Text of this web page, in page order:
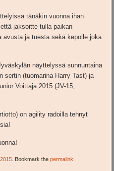
tänäkin vuonna ihan
jaksoitte tulla paikan
ja tuesta sekä kepolle joka
näyttelyssä sunnuntaina
sertin (tuomarina Harry Tast) ja
Voittaja 2015 (JV-15,
on agility radoilla tehnyt
2015 . Bookmark thepermalink